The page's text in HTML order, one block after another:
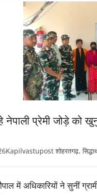
प्रेमी जोड़े को
शोहरतगढ़,
में अधिकारियों ने सुनीं